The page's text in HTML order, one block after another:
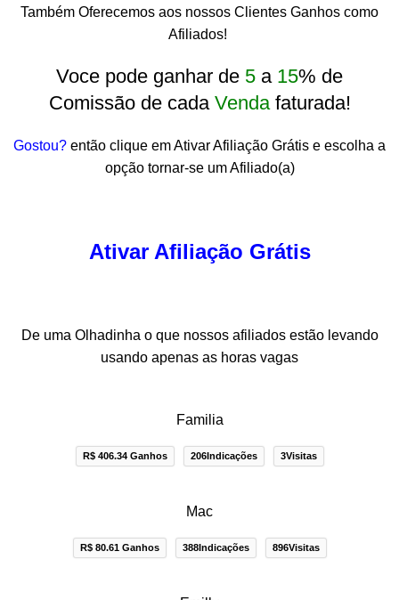
Também Oferecemos aos nossos Clientes Ganhos como
Afiliados!
Voce pode ganhar de 5 a 15% de
Comissão de cada Vendafaturada!
Gostou? então clique em Ativar Afiliação Grátis e escolha a
opção tornar-se um Afiliado(a)
Ativar Afiliação Grátis
De uma Olhadinha o que nossos afiliados estão levando
usando apenas as horas vagas
Familia
R$ 406.34 Ganhos 206Indicações 3Visitas
Mac
R$ 80.61 Ganhos 388Indicações 896Visitas